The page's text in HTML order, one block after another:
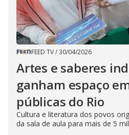
FEED TV/30/04/2026
Artes e saberes
ganham espaço
públicas do Rio
Cultura e literatura dos povos
da sala de aula para mais de 5